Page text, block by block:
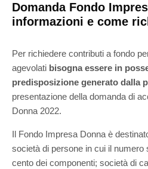
Domanda Fondo
informazioni e come
Per richiedere contributi a fondo
agevolati bisogna essere in
predisposizione generato dalla
presentazione della domanda di
Donna 2022.
Il Fondo Impresa Donna è
società di persone in cui il numero
cento dei componenti; società di